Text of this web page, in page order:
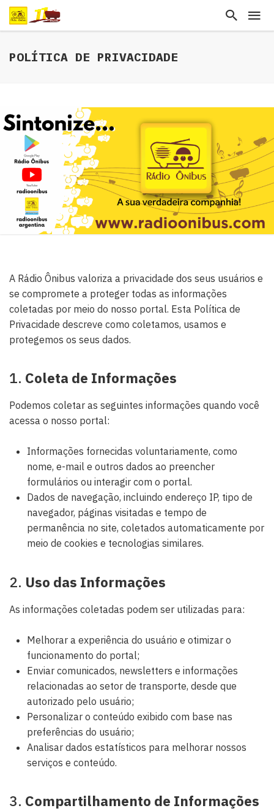
POLÍTICA DE PRIVACIDADE
A Rádio Ônibus valoriza a privacidade dos seus usuários e
se compromete a proteger todas as informações
coletadas por meio do nosso portal. Esta Política de
Privacidade descreve como coletamos, usamos e
protegemos os seus dados.
1. Coleta de Informações
Podemos coletar as seguintes informações quando você
acessa o nosso portal:
Informações fornecidas voluntariamente, como
nome, e-mail e outros dados ao preencher
formulários ou interagir com o portal.
Dados de navegação, incluindo endereço IP, tipo de
navegador, páginas visitadas e tempo de
permanência no site, coletados automaticamente por
meio de cookies e tecnologias similares.
2. Uso das Informações
As informações coletadas podem ser utilizadas para:
Melhorar a experiência do usuário e otimizar o
funcionamento do portal;
Enviar comunicados, newsletters e informações
relacionadas ao setor de transporte, desde que
autorizado pelo usuário;
Personalizar o conteúdo exibido com base nas
preferências do usuário;
Analisar dados estatísticos para melhorar nossos
serviços e conteúdo.
3. Compartilhamento de Informações